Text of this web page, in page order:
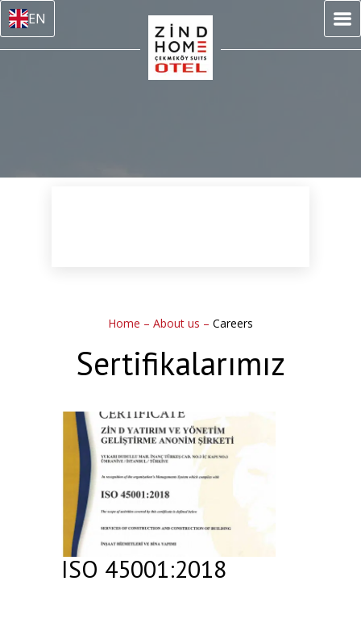
EN
Home – About us – Careers
Sertifikalarımız
ISO 45001:2018